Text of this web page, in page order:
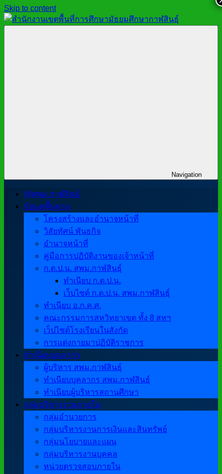
Skip to content
Navigation
@สพม.กาฬสินธุ์
ข้อมูลพื้นฐาน
โครงสร้างและอำนาจหน้าที่
วิสัยทัศน์ พันธกิจ
อำนาจหน้าที่
คู่มือการปฏิบัติงานของเจ้าหน้าที่
ก.ต.ป.น. สพม.กาฬสินธุ์
ทำเนียบ ก.ต.ป.น.
เว็บไซต์ ก.ต.ป.น. สพม.กาฬสินธุ์
ทำเนียบ อ.ก.ค.ศ.
คณะกรรมการสหวิทยาเขต ทั้ง 8 สหฯ
เว็ปไซต์โรงเรียนในสังกัด
การแต่งกายมาปฏิบัติราชการ
ทำเนียบบุคลากร
ผู้บริหาร สพม.กาฬสินธุ์
ทำเนียบบุคลากร สพม.กาฬสินธุ์
ทำเนียบผู้บริหารสถานศึกษา
กลุ่มบริหารงานภายใน
กลุ่มอำนวยการ
กลุ่มบริหารงานการเงินและสินทรัพย์
กลุ่มนโยบายและแผน
กลุ่มบริหารงานบุคคล
หน่วยตรวจสอบภายใน